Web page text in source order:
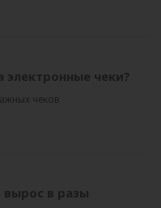
электронные чеки?
чеков
вырос в разы